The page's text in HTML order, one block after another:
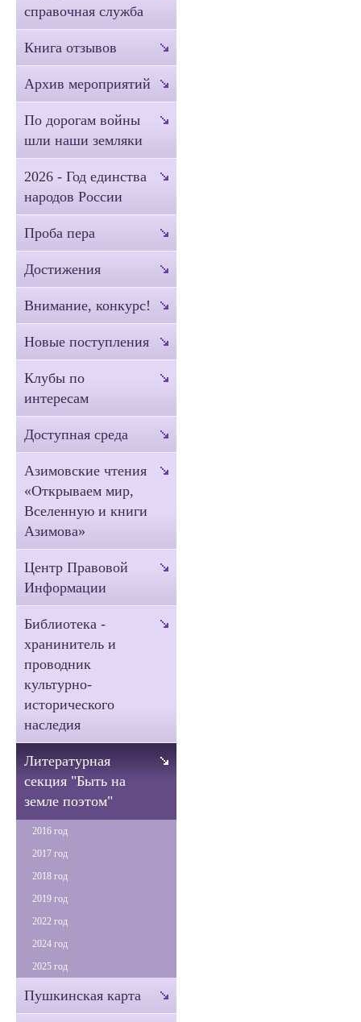
справочная служба
Книга отзывов
Архив мероприятий
По дорогам войны
шли наши земляки
2026 - Год единства
народов России
Проба пера
Достижения
Внимание, конкурс!
Новые поступления
Клубы по
интересам
Доступная среда
Азимовские чтения
«Открываем мир,
Вселенную и книги
Азимова»
Центр Правовой
Информации
Библиотека -
хранинитель и
проводник
культурно-
исторического
наследия
Литературная
секция "Быть на
земле поэтом"
2016 год
2017 год
2018 год
2019 год
2022 год
2024 год
2025 год
Пушкинская карта